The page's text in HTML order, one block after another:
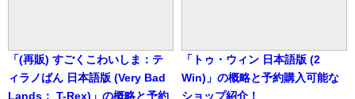
「(再販) すごくこわいしま：テ
ィラノばん 日本語版 (Very Bad
Lands： T-Rex)」の概略と予約
「トゥ・ウィン 日本語版 (2
Win)」の概略と予約購入可能な
ショップ紹介！